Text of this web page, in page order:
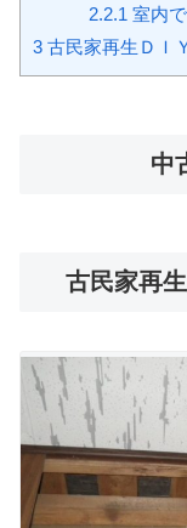
2.2.1 室内
3 古民家再生ＤＩ
中
古民家再